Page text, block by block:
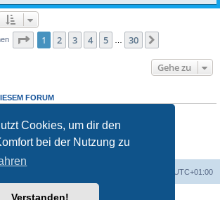
Cookies, um dir den
bei der Nutzung zu
Verstanden!
Seite 1von 30
1 2 3 4 5 30
Gehe zu
FORUM
Themen in diesem Forum erstellen.
diesem Forumnichtändern.
diesem Forum nicht löschen.
UTC+01:00
byphpBB® Forum Software © phpBB Limited